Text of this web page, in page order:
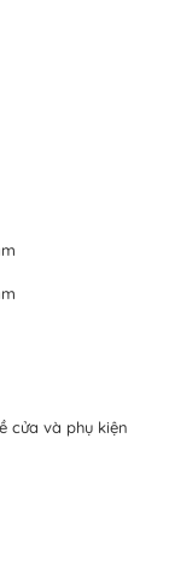
cửa và phụ kiện